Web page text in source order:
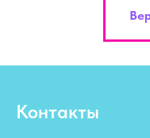
Контакты